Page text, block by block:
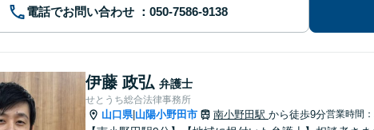
電話でお問い合わせ
伊藤 政弘 弁護士
せとうち総合法律事務所
山口県| 山陽小野田市 南小野田駅 から徒歩9分営業時間